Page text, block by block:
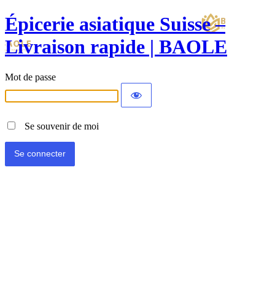
Épicerie asiatique Suisse –
Livraison rapide | BAOLE
Mot de passe
Se souvenir de moi